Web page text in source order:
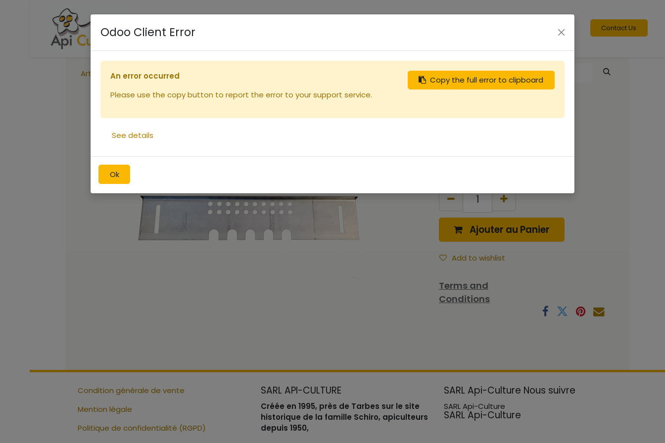
Accueil Boutique Contact Us
Articles Réduction entrée ruchette Dt5
Réduction entrée
0.92€
Ajouter au Panier
Add to wishlist
Terms and
Conditions
Condition générale de vente
Mention légale
Politique de confidentialité (RGPD)
SARL API-CULTURE
Créée en 1995, près de Tarbes sur le site
historique de la famille Schiro, apiculteurs
depuis 1950,
SARL Api-Culture Nous suivre
SARL Api-Culture
SARL Api-Culture
Odoo Client Error
Ok
Copy the full error to clipboard
An error occurred
Please use the copy button to report the error to your support service.
See details